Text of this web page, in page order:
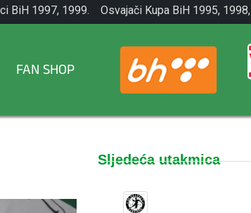
BiH 1997, 1999.
Osvajači Kupa BiH 1995, 1998,
2001.
FAN SHOP
Sljedeća utakmica